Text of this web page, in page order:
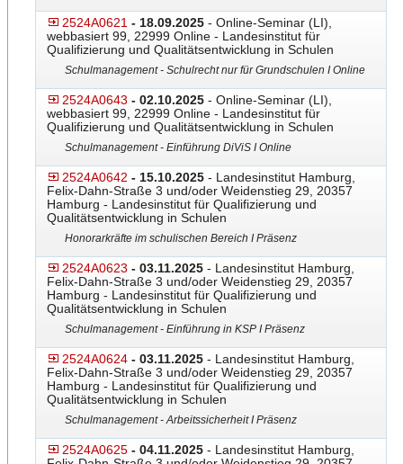
2524A0621 - 18.09.2025 - Online-Seminar (LI),
webbasiert 99, 22999 Online - Landesinstitut für
Qualifizierung und Qualitätsentwicklung in Schulen
Schulmanagement - Schulrecht nur für Grundschulen I Online
2524A0643 - 02.10.2025 - Online-Seminar (LI),
webbasiert 99, 22999 Online - Landesinstitut für
Qualifizierung und Qualitätsentwicklung in Schulen
Schulmanagement - Einführung DiViS I Online
2524A0642 - 15.10.2025 - Landesinstitut Hamburg,
Felix-Dahn-Straße 3 und/oder Weidenstieg 29, 20357
Hamburg - Landesinstitut für Qualifizierung und
Qualitätsentwicklung in Schulen
Honorarkräfte im schulischen Bereich I Präsenz
2524A0623 - 03.11.2025 - Landesinstitut Hamburg,
Felix-Dahn-Straße 3 und/oder Weidenstieg 29, 20357
Hamburg - Landesinstitut für Qualifizierung und
Qualitätsentwicklung in Schulen
Schulmanagement - Einführung in KSP I Präsenz
2524A0624 - 03.11.2025 - Landesinstitut Hamburg,
Felix-Dahn-Straße 3 und/oder Weidenstieg 29, 20357
Hamburg - Landesinstitut für Qualifizierung und
Qualitätsentwicklung in Schulen
Schulmanagement - Arbeitssicherheit I Präsenz
2524A0625 - 04.11.2025 - Landesinstitut Hamburg,